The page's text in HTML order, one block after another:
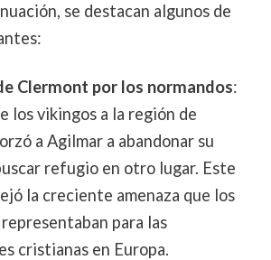
se destacan algunos de
Clermont por los normandos:
los vikingos a la región de
a Agilmar a abandonar su
refugio en otro lugar. Este
la creciente amenaza que los
para las
cristianas en Europa.